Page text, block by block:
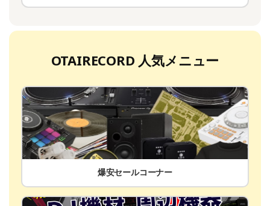
OTAIRECORD 人気メニュー
爆安セールコーナー